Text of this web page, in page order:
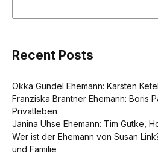
Recent Posts
Okka Gundel Ehemann: Karsten
Franziska Brantner Ehemann: Boris
Privatleben
Janina Uhse Ehemann: Tim Gutke,
Wer ist der Ehemann von Susan
und Familie